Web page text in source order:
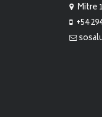
Mitre
+54